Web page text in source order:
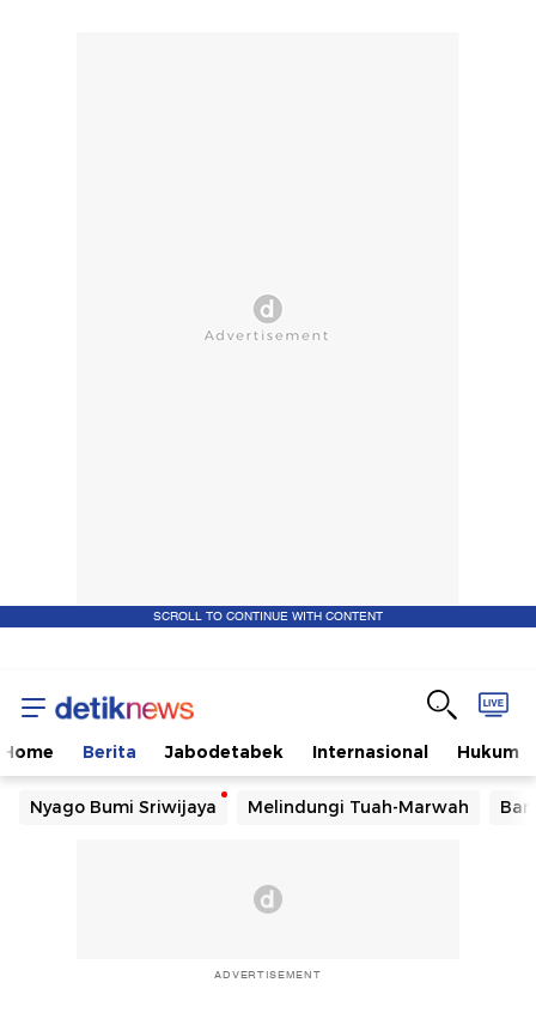
SCROLL TO CONTINUE WITH CONTENT
Home Berita Jabodetabek Internasional Hukum
Nyago Bumi Sriwijaya Melindungi Tuah-Marwah
ADVERTISEMENT